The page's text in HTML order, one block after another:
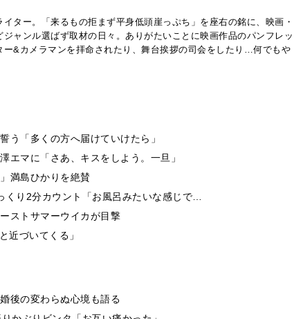
ター。「来るもの拒まず平身低頭崖っぷち」を座右の銘に、映画・
ャンル選ばず取材の日々。ありがたいことに映画作品のパンフレッ
ー&カメラマンを拝命されたり、舞台挨拶の司会をしたり…何でもや
う「多くの方へ届けていけたら」
マに「さあ、キスをしよう。一旦」
満島ひかりを絶賛
くり2分カウント「お風呂みたいな感じで…
ストサマーウイカが目撃
近づいてくる」
後の変わらぬ心境も語る